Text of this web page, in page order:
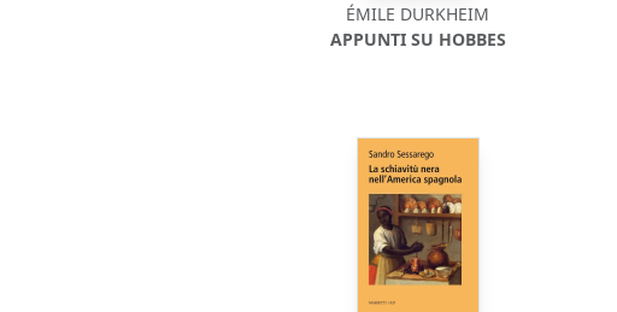
ÉMILE DURKHEIM
APPUNTI SU HOBBES